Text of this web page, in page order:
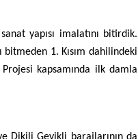
yapısı imalatını bitirdik.
bitmeden 1. Kısım dahilindeki
kapsamında ilk damla